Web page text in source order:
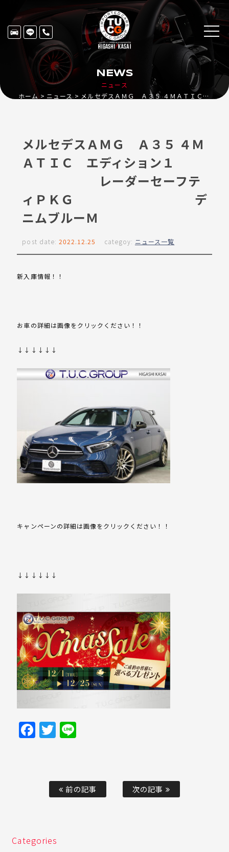
ニュース
NEWS
ホーム ニュース メルセデスＡＭＧ Ａ３５ ４ＭＡＴＩＣ エディション１ レーダーセーフティＰＫＧ デニムブルーＭ
メルセデスＡＭＧ Ａ３５ ４Ｍ
ＡＴＩＣ エディション１
レーダーセーフテ
ィＰＫＧ デ
ニムブルーＭ
post date: 2022.12.25 categoy: ニュース一覧
新入庫情報！！
お車の詳細は画像をクリックください！！
↓↓↓↓↓↓
キャンペーンの詳細は画像をクリックください！！
↓↓↓↓↓↓
Facebook
Twitter
前の記事 次の記事
Categories